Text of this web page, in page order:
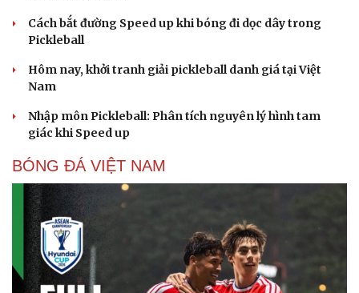
Cách bắt đường Speed up khi bóng đi dọc dây trong
Pickleball
Hôm nay, khởi tranh giải pickleball danh giá tại Việt
Nam
Nhập môn Pickleball: Phân tích nguyên lý hình tam
giác khi Speed up
BÓNG ĐÁ VIỆT NAM